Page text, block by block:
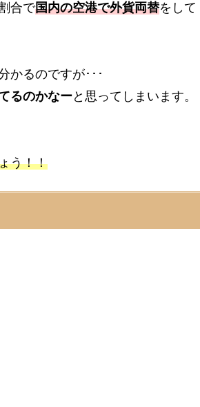
合で国内の空港で外貨両替をして
かるのですが･･･
るのかなーと思ってしまいます。
う！！